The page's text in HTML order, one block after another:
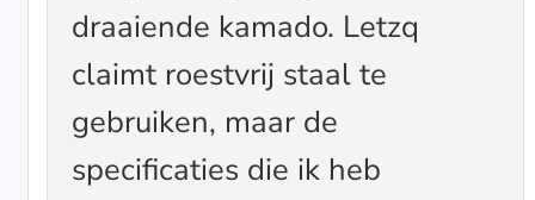
draaiende kamado. Letzq
claimt roestvrij staal te
gebruiken, maar de
specificaties die ik heb